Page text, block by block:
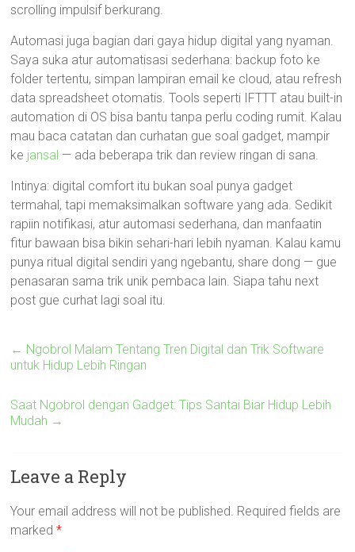
scrolling impulsif berkurang.
Automasi juga bagian dari gaya hidup digital yang nyaman.
Saya suka atur automatisasi sederhana: backup foto ke
folder tertentu, simpan lampiran email ke cloud, atau refresh
data spreadsheet otomatis. Tools seperti IFTTT atau built-in
automation di OS bisa bantu tanpa perlu coding rumit. Kalau
mau baca catatan dan curhatan gue soal gadget, mampir
ke jansal — ada beberapa trik dan review ringan di sana.
Intinya: digital comfort itu bukan soal punya gadget
termahal, tapi memaksimalkan software yang ada. Sedikit
rapiin notifikasi, atur automasi sederhana, dan manfaatin
fitur bawaan bisa bikin sehari-hari lebih nyaman. Kalau kamu
punya ritual digital sendiri yang ngebantu, share dong — gue
penasaran sama trik unik pembaca lain. Siapa tahu next
post gue curhat lagi soal itu.
← Ngobrol Malam Tentang Tren Digital dan Trik Software
untuk Hidup Lebih Ringan
Saat Ngobrol dengan Gadget: Tips Santai Biar Hidup Lebih
Mudah →
Leave a Reply
Your email address will not be published. Required fields are
marked*